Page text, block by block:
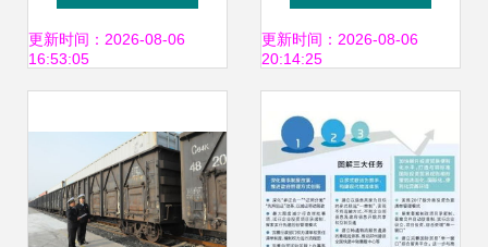
更新时间：2026-08-06
16:53:05
多式联运新生态
更新时间：2026-08-06
20:14:25